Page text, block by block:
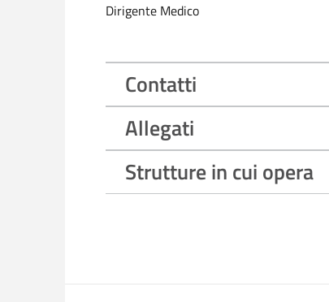
Dirigente Medico
Contatti
Allegati
Strutture in cui opera